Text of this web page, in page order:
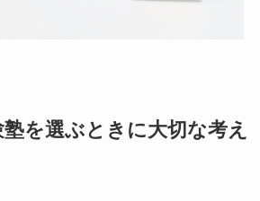
を選ぶときに大切な考え